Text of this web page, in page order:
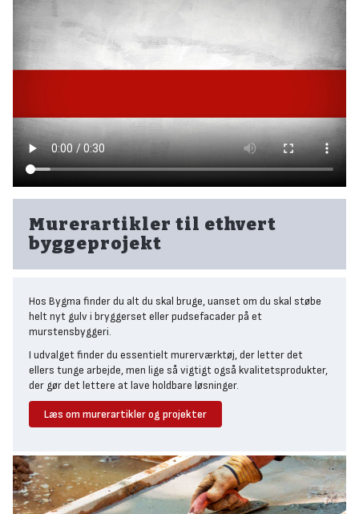
Murerartikler til ethvert
byggeprojekt
Hos Bygma finder du alt du skal bruge, uanset om du skal støbe
helt nyt gulv i bryggerset eller pudsefacader på et
murstensbyggeri.
I udvalget finder du essentielt murerværktøj, der letter det
ellers tunge arbejde, men lige så vigtigt også kvalitetsprodukter,
der gør det lettere at lave holdbare løsninger.
Gør-det-selv murerarbejde
og omfattende, er det oftest kun de mest ambitiøse der kaster
sig ud i store projekter.
Der er dog undtagelser. Ligesom mange kaster sig ud i opsætning
Læs om murerartikler og projekter